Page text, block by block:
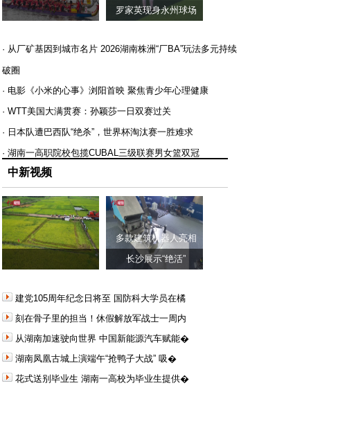
罗家英现身永州球场
· 从厂矿基因到城市名片 2026湖南株洲“厂BA”玩法多元持续
破圈
· 电影《小米的心事》浏阳首映 聚焦青少年心理健康
· WTT美国大满贯赛：孙颖莎一日双赛过关
· 日本队遭巴西队“绝杀”，世界杯淘汰赛一胜难求
· 湖南一高职院校包揽CUBAL三级联赛男女篮双冠
中新视频
多款建筑机器人亮相
长沙展示“绝活”
建党105周年纪念日将至 国防科大学员在橘
刻在骨子里的担当！休假解放军战士一周内
从湖南加速驶向世界 中国新能源汽车赋能�
湖南凤凰古城上演端午“抢鸭子大战” 吸�
花式送别毕业生 湖南一高校为毕业生提供�